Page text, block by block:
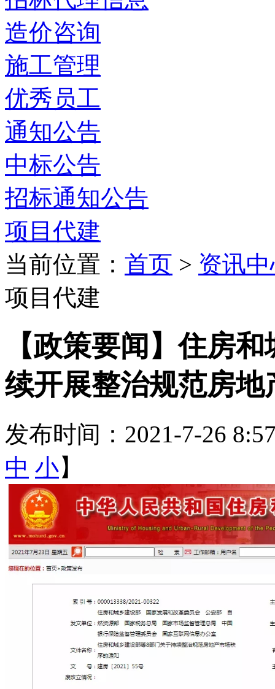
造价咨询
施工管理
优秀员工
通知公告
中标公告
招标通知公告
项目代建
当前位置： 首页 > 资讯
项目代建
【政策要闻】住房
续开展整治规范房
发布时间：2021-7-26
中 小】